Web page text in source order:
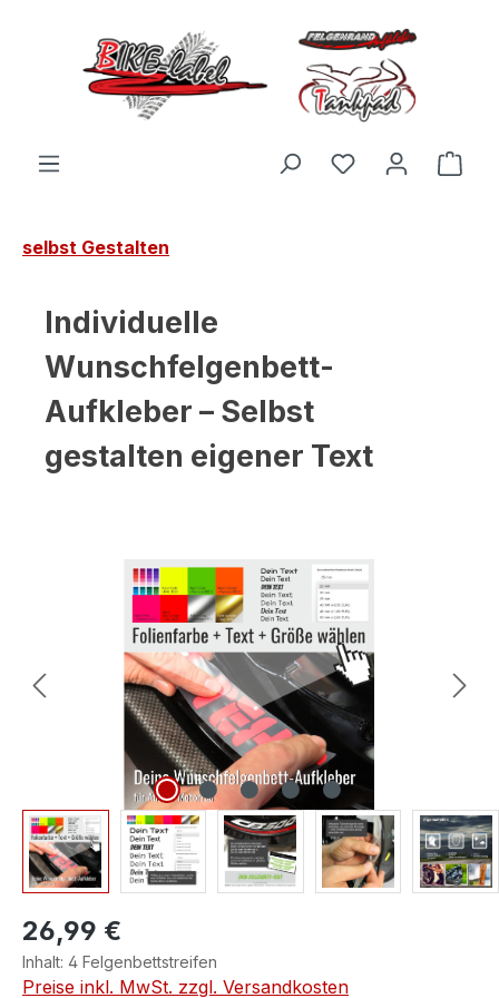
Zum Hauptinhalt springen
Du hast 0
selbst Gestalten
Individuelle
Wunschfelgenbett-
Aufkleber – Selbst
gestalten eigener Text
Bildergalerie überspringen
26,99 €
Inhalt: 4 Felgenbettstreifen
Preise inkl. MwSt. zzgl. Versandkosten